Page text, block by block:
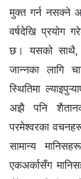
मुक्त गर्न नसक्ने
वर्षदेखि प्रयोग
छ। यसको साथै,
जान्नका लागि
स्थितिमा
अझै पनि
परमेश्‍वरका
सामान्य
एकअर्कासँग